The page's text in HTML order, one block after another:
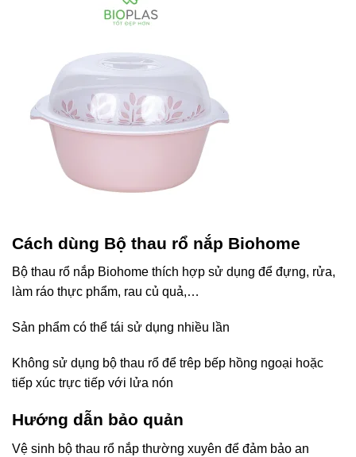
Cách dùng Bộ thau rổ nắp Biohome
Bộ thau rổ nắp Biohome thích hợp sử dụng để đựng, rửa,
làm ráo thực phẩm, rau củ quả,…
Sản phẩm có thể tái sử dụng nhiều lần
Không sử dụng bộ thau rổ để trêp bếp hồng ngoại hoặc
tiếp xúc trực tiếp với lửa nón
Hướng dẫn bảo quản
Vệ sinh bộ thau rổ nắp thường xuyên để đảm bảo an